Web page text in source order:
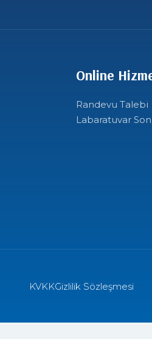
Online
Randevu Talebi
Labaratuvar
KVKKGizlilik Sözleşmesi